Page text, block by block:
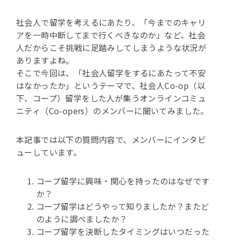
社会人で留学を考えるにあたり、「今までのキャリ
アを一時中断してまで行くべきなのか」など、社会
人だからこそ挑戦に足踏みしてしまうような状況が
ありますよね。
そこで今回は、「社会人留学をするにあたって不安
はなかったか」というテーマで、社会人Co-op（以
下、コープ）留学をした人が集うオンラインコミュ
ニティ（Co-opers）のメンバーに聞いてみました。
本記事では以下の質問内容で、メンバーにインタビ
ューしています。
コープ留学に興味・関心を持ったのはなぜです
か？
コープ留学はどうやって知りましたか？またど
のように調べましたか？
コープ留学を決断したタイミングはいつだった